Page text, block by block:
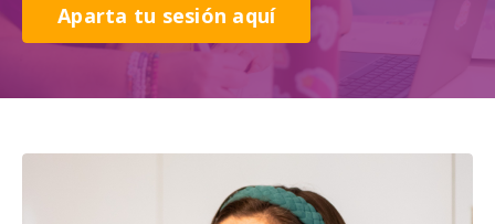
Aparta tu sesión aquí